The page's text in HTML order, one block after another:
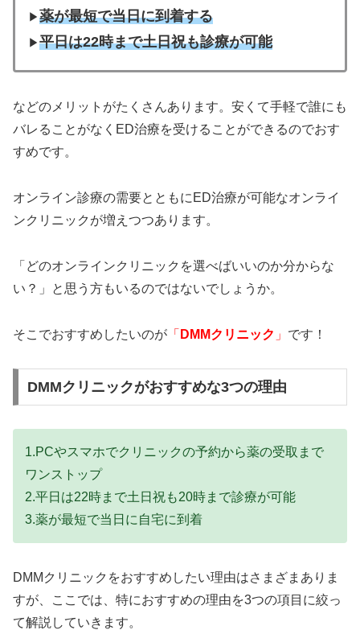
▶︎薬が最短で当日に到着する
▶︎平日は22時まで土日祝も診療が可能
などのメリットがたくさんあります。安くて手軽で誰にも
バレることがなくED治療を受けることができるのでおす
すめです。
オンライン診療の需要とともにED治療が可能なオンライ
ンクリニックが増えつつあります。
「どのオンラインクリニックを選べばいいのか分からな
い？」と思う方もいるのではないでしょうか。
そこでおすすめしたいのが 「 DMMクリニック 」 です！
DMMクリニックがおすすめな3つの理由
1.PCやスマホでクリニックの予約から薬の受取まで
ワンストップ
2.平日は22時まで土日祝も20時まで診療が可能
3.薬が最短で当日に自宅に到着
DMMクリニックをおすすめしたい理由はさまざまありま
すが、ここでは、特におすすめの理由を3つの項目に絞っ
て解説していきます。